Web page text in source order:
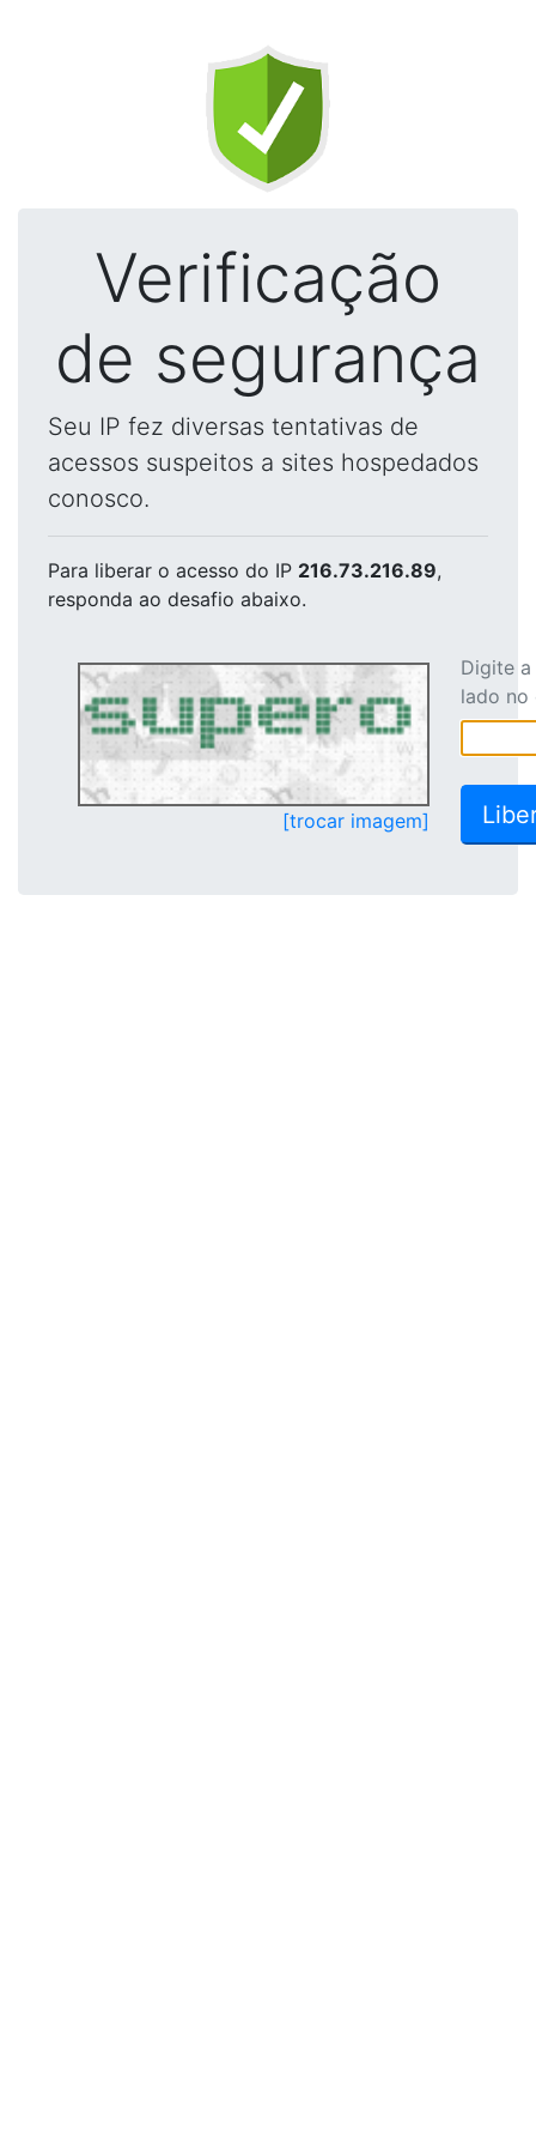
Verificação
de segurança
Seu IP fez diversas tentativas de
acessos suspeitos a sites hospedados
conosco.
Para liberar o acesso do IP 216.73.216.89,
responda ao desafio abaixo.
[trocar imagem]
Digite
lado no